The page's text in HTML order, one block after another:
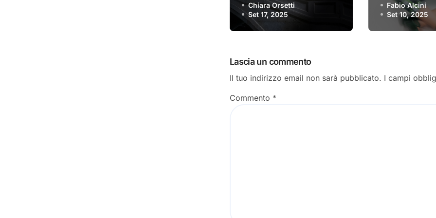
vivere” è il nuovo
singolo
Chiara Orsetti
Set 17, 2025
recensione
Fabio Alcini
Set 10, 2025
Lascia un commento
Il tuo indirizzo email non sarà pubblicato. I campi
Commento *